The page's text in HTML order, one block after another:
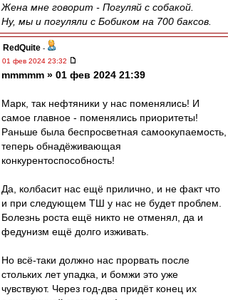
Жена мне говорит - Погуляй с собакой.
Ну, мы и погуляли с Бобиком на 700 баксов.
RedQuite -
01 фев 2024 23:32
mmmmm » 01 фев 2024 21:39
Марк, так нефтяники у нас поменялись! И
самое главное - поменялись приоритеты!
Раньше была беспросветная самоокупаемость,
теперь обнадёживающая
конкурентоспособность!
Да, колбасит нас ещё прилично, и не факт что
и при следующем ТШ у нас не будет проблем.
Болезнь роста ещё никто не отменял, да и
федунизм ещё долго изживать.
Но всё-таки должно нас прорвать после
стольких лет упадка, и бомжи это уже
чувствуют. Через год-два придёт конец их